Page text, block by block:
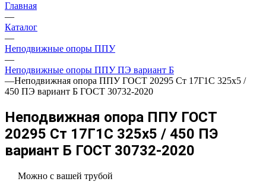
Главная
—
Каталог
—
Неподвижные опоры ППУ
—
Неподвижные опоры ППУ ПЭ вариант Б
—Неподвижная опора ППУ ГОСТ 20295 Ст 17Г1С 325x5 /
450 ПЭ вариант Б ГОСТ 30732-2020
Неподвижная опора ППУ ГОСТ
20295 Ст 17Г1С 325x5 / 450 ПЭ
вариант Б ГОСТ 30732-2020
Можно с вашей трубой